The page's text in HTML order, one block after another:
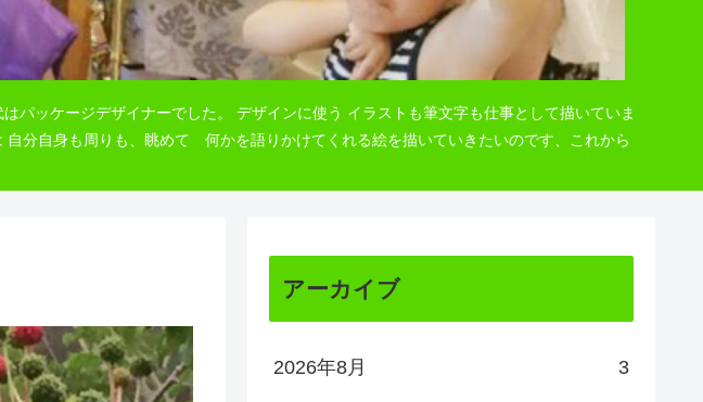
パッケージデザイナーでした。 デザインに使う イラストも筆文字も仕事として描いていま
分自身も周りも、眺めて 何かを語りかけてくれる絵を描いていきたいのです、これから
アーカイブ
2026年8月 3